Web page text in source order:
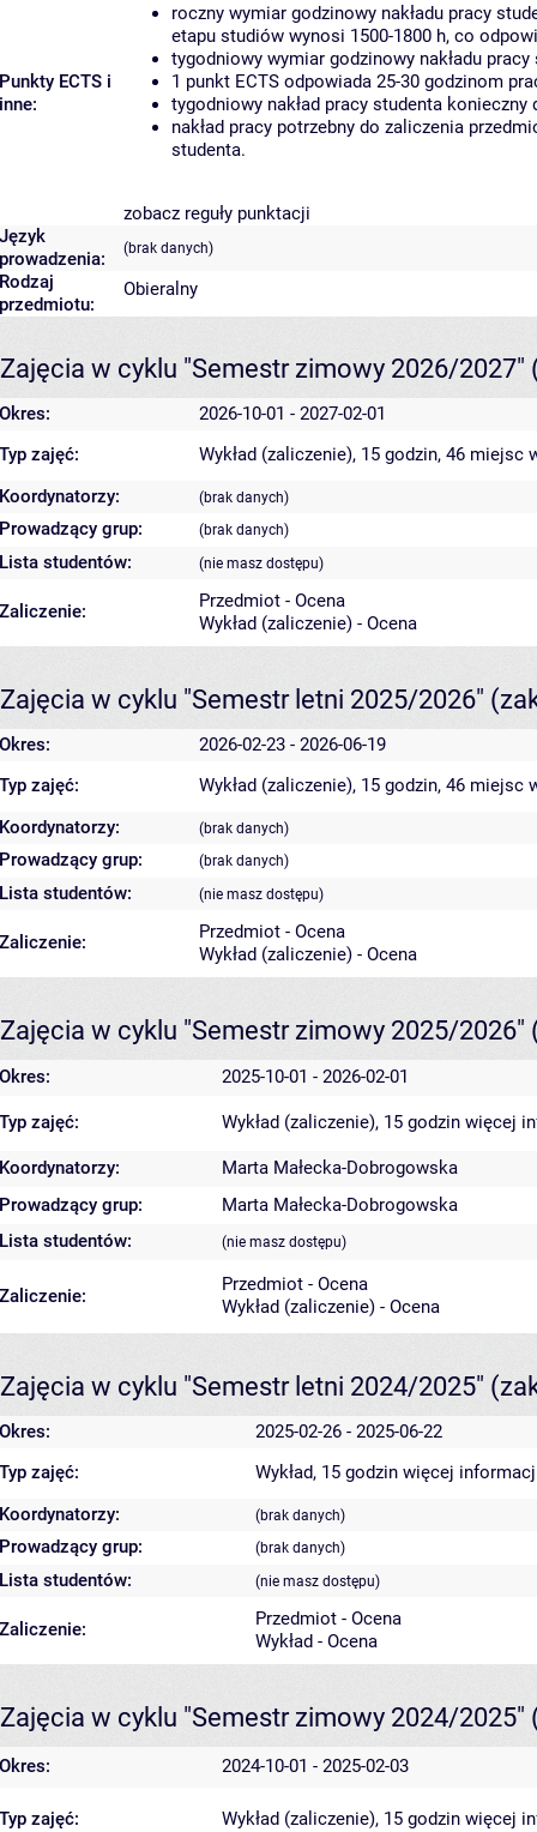
Punkty ECTS i
inne:
roczny wymiar godzinowy nakładu pracy
etapu studiów wynosi 1500-1800 h, co
tygodniowy wymiar godzinowy nakładu
1 punkt ECTS odpowiada 25-30 godzinom
tygodniowy nakład pracy studenta
nakład pracy potrzebny do zaliczenia
studenta.
zobacz reguły punktacji
Język
prowadzenia:
(brak danych)
Rodzaj
przedmiotu:
Obieralny
Zajęcia w cyklu "Semestr zimowy 2026/2027"
Okres:
2026-10-01 - 2027-02-01
Typ zajęć:
Wykład (zaliczenie), 15 godzin, 46 miejsc
Koordynatorzy:
(brak danych)
Prowadzący grup: (brak danych)
Lista studentów: (nie masz dostępu)
Zaliczenie:
Przedmiot - Ocena
Wykład (zaliczenie) - Ocena
Zajęcia w cyklu "Semestr letni 2025/2026"
Okres:
2026-02-23 - 2026-06-19
Typ zajęć:
Wykład (zaliczenie), 15 godzin, 46 miejsc
Koordynatorzy:
(brak danych)
Prowadzący grup: (brak danych)
Lista studentów: (nie masz dostępu)
Zaliczenie:
Przedmiot - Ocena
Wykład (zaliczenie) - Ocena
Zajęcia w cyklu "Semestr zimowy 2025/2026"
Okres: 2025-10-01 - 2026-02-01
Typ zajęć: Wykład (zaliczenie), 15 godzin więcej
Koordynatorzy:
Marta Małecka-Dobrogowska
Prowadzący grup:
Marta Małecka-Dobrogowska
Lista studentów:
(nie masz dostępu)
Zaliczenie:
Przedmiot - Ocena
Wykład (zaliczenie) - Ocena
Zajęcia w cyklu "Semestr letni 2024/2025"
Okres:
2025-02-26 - 2025-06-22
Typ zajęć:
Wykład, 15 godzin więcej
Koordynatorzy:
(brak danych)
Prowadzący grup: (brak danych)
Lista studentów: (nie masz dostępu)
Zaliczenie:
Przedmiot - Ocena
Wykład - Ocena
Zajęcia w cyklu "Semestr zimowy 2024/2025"
Okres: 2024-10-01 - 2025-02-03
Typ zajęć: Wykład (zaliczenie), 15 godzin więcej